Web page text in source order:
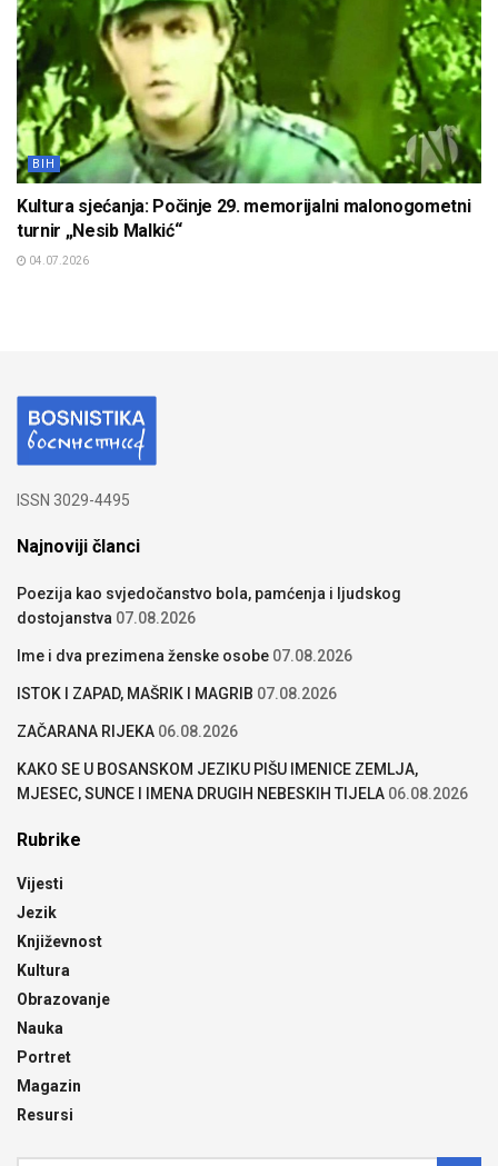
BIH
Kultura sjećanja: Počinje 29. memorijalni malonogometni
turnir „Nesib Malkić“
04.07.2026
ISSN 3029-4495
Najnoviji članci
Poezija kao svjedočanstvo bola, pamćenja i ljudskog
dostojanstva 07.08.2026
Ime i dva prezimena ženske osobe 07.08.2026
ISTOK I ZAPAD, MAŠRIK I MAGRIB 07.08.2026
ZAČARANA RIJEKA 06.08.2026
KAKO SE U BOSANSKOM JEZIKU PIŠU IMENICE ZEMLJA,
MJESEC, SUNCE I IMENA DRUGIH NEBESKIH TIJELA 06.08.2026
Rubrike
Vijesti
Jezik
Književnost
Kultura
Obrazovanje
Nauka
Portret
Magazin
Resursi